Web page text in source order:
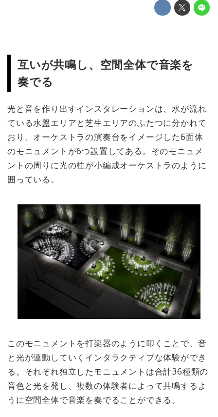
互いが共鳴し、空間全体で音楽を
奏でる
光と音を作り出すインスタレーションは、水が流れ
ている水盤エリアと芝生エリアのふたつに分かれて
おり、オーケストラの演奏台をイメージした6面体
のモニュメントが6つ設置してある。そのモニュメ
ントの周りに光の柱が小編成オーケストラのように
囲っている。
このモニュメントを打楽器のように叩くことで、音
と光が連動していくインタラクティブな体験ができ
る。それぞれ独立したモニュメントは合計36種類の
音色と光を発し、複数の体験者によって共鳴するよ
うに空間全体で音楽を奏でることができる。